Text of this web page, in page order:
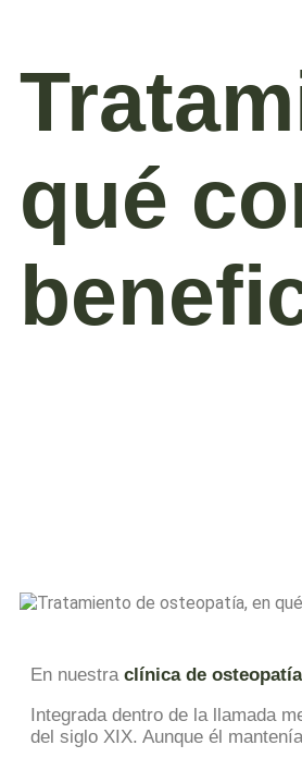
qué
En nuestra clínica de osteopatía
Integrada dentro de la llamada
del siglo XIX. Aunque él